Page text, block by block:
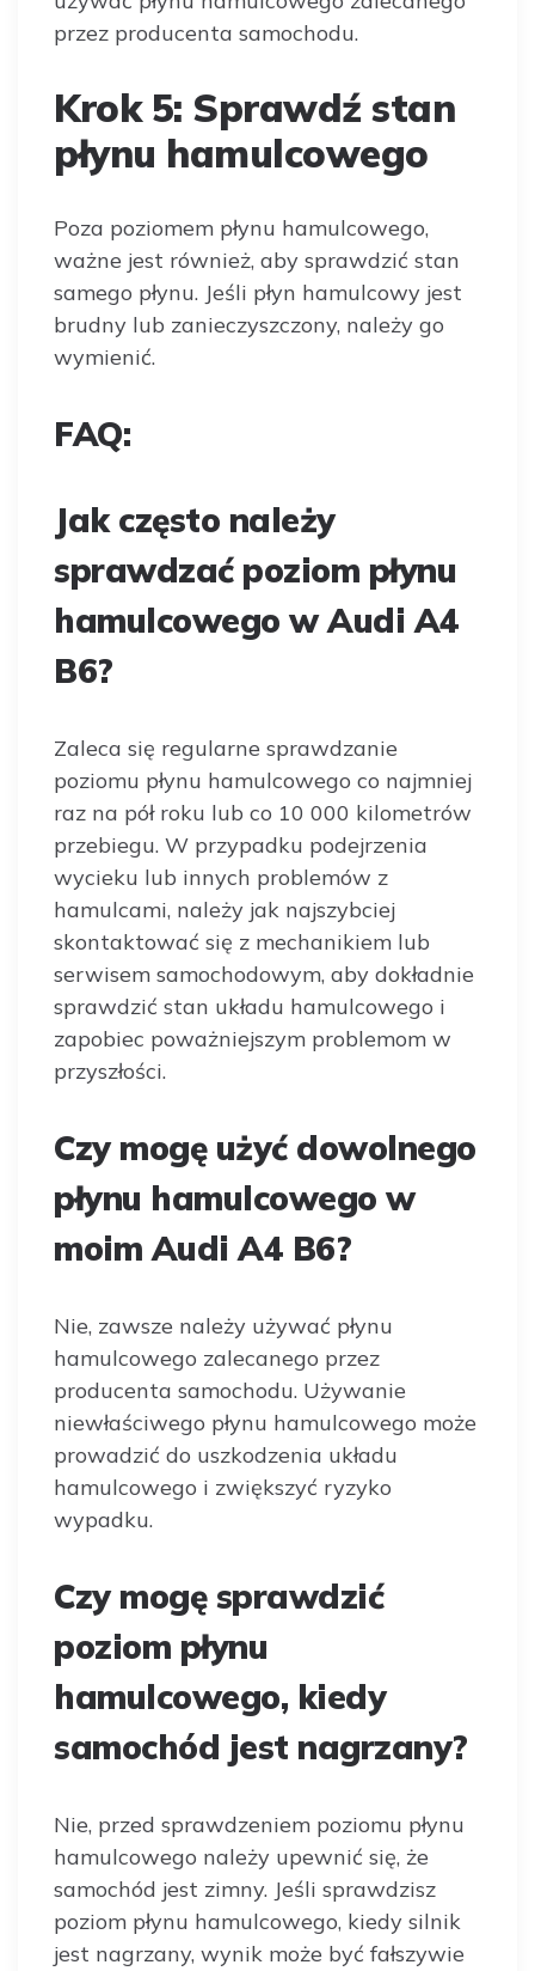
przez producenta samochodu.
Krok 5: Sprawdź stan
płynu hamulcowego
Poza poziomem płynu hamulcowego,
ważne jest również, aby sprawdzić stan
samego płynu. Jeśli płyn hamulcowy jest
brudny lub zanieczyszczony, należy go
wymienić.
FAQ:
Jak często należy
sprawdzać poziom płynu
hamulcowego w Audi A4
B6?
Zaleca się regularne sprawdzanie
poziomu płynu hamulcowego co najmniej
raz na pół roku lub co 10 000 kilometrów
przebiegu. W przypadku podejrzenia
wycieku lub innych problemów z
hamulcami, należy jak najszybciej
skontaktować się z mechanikiem lub
serwisem samochodowym, aby dokładnie
sprawdzić stan układu hamulcowego i
zapobiec poważniejszym problemom w
przyszłości.
Czy mogę użyć dowolnego
płynu hamulcowego w
moim Audi A4 B6?
Nie, zawsze należy używać płynu
hamulcowego zalecanego przez
producenta samochodu. Używanie
niewłaściwego płynu hamulcowego może
prowadzić do uszkodzenia układu
hamulcowego i zwiększyć ryzyko
wypadku.
Czy mogę sprawdzić
poziom płynu
hamulcowego, kiedy
samochód jest nagrzany?
Nie, przed sprawdzeniem poziomu płynu
hamulcowego należy upewnić się, że
samochód jest zimny. Jeśli sprawdzisz
poziom płynu hamulcowego, kiedy silnik
jest nagrzany, wynik może być fałszywie